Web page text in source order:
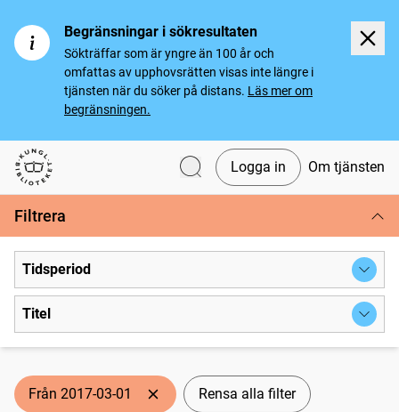
Begränsningar i sökresultaten
Sökträffar som är yngre än 100 år och
omfattas av upphovsrätten visas inte längre i
tjänsten när du söker på distans. Läs mer om
begränsningen.
Svenska tidningar
Logga in Om tjänsten
Filtrera
Tidsperiod
Titel
Från 2017-03-01 Rensa alla filter